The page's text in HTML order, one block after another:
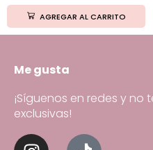
AGREGAR AL CARRITO
Me gusta
¡Síguenos en redes y
exclusivas!